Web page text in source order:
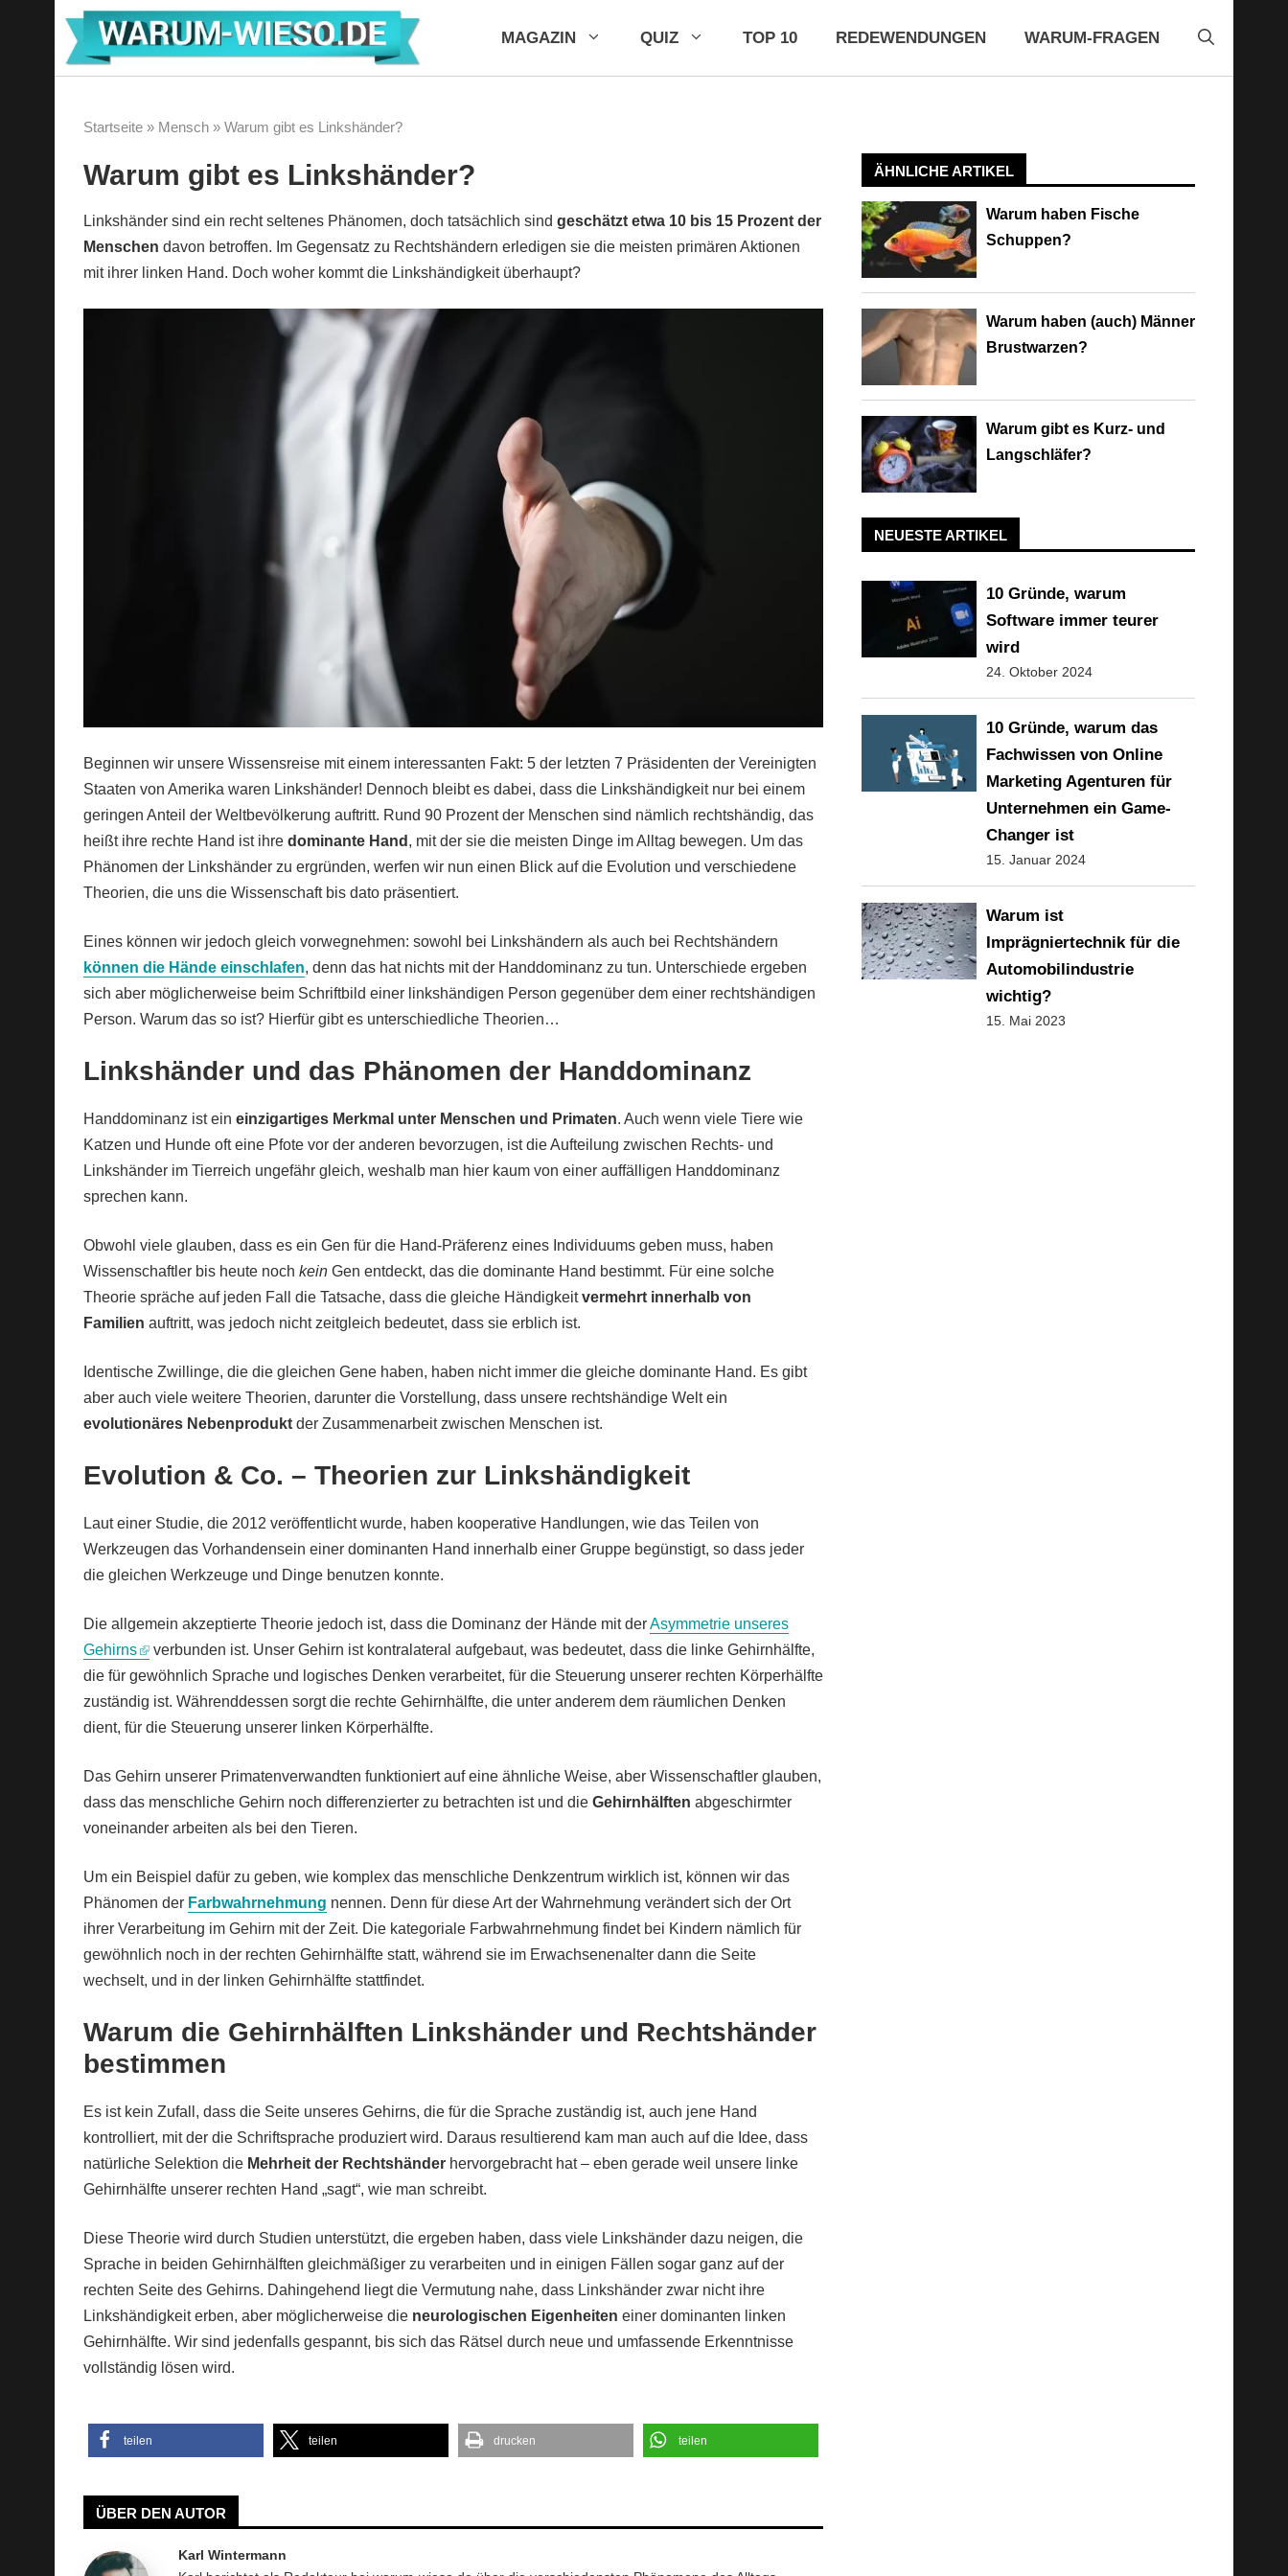
MAGAZIN QUIZ TOP 10 REDEWENDUNGEN WARUM-FRAGEN
Startseite » Mensch » Warum gibt es Linkshänder?
Warum gibt es Linkshänder?
Linkshänder sind ein recht seltenes Phänomen, doch tatsächlich sind geschätzt etwa 10 bis 15 Prozent der
Menschen davon betroffen. Im Gegensatz zu Rechtshändern erledigen sie die meisten primären Aktionen
mit ihrer linken Hand. Doch woher kommt die Linkshändigkeit überhaupt?
Beginnen wir unsere Wissensreise mit einem interessanten Fakt: 5 der letzten 7 Präsidenten der Vereinigten
Staaten von Amerika waren Linkshänder! Dennoch bleibt es dabei, dass die Linkshändigkeit nur bei einem
geringen Anteil der Weltbevölkerung auftritt. Rund 90 Prozent der Menschen sind nämlich rechtshändig, das
heißt ihre rechte Hand ist ihre dominante Hand , mit der sie die meisten Dinge im Alltag bewegen. Um das
Phänomen der Linkshänder zu ergründen, werfen wir nun einen Blick auf die Evolution und verschiedene
Theorien, die uns die Wissenschaft bis dato präsentiert.
Eines können wir jedoch gleich vorwegnehmen: sowohl bei Linkshändern als auch bei Rechtshändern
können die Hände einschlafen, denn das hat nichts mit der Handdominanz zu tun. Unterschiede ergeben
sich aber möglicherweise beim Schriftbild einer linkshändigen Person gegenüber dem einer rechtshändigen
Person. Warum das so ist? Hierfür gibt es unterschiedliche Theorien…
Linkshänder und das Phänomen der Handdominanz
Handdominanz ist ein einzigartiges Merkmal unter Menschen und Primaten. Auch wenn viele Tiere wie
Katzen und Hunde oft eine Pfote vor der anderen bevorzugen, ist die Aufteilung zwischen Rechts- und
Linkshänder im Tierreich ungefähr gleich, weshalb man hier kaum von einer auffälligen Handdominanz
sprechen kann.
Obwohl viele glauben, dass es ein Gen für die Hand-Präferenz eines Individuums geben muss, haben
Wissenschaftler bis heute noch kein Gen entdeckt, das die dominante Hand bestimmt. Für eine solche
Theorie spräche auf jeden Fall die Tatsache, dass die gleiche Händigkeitvermehrt innerhalb von
Familien auftritt, was jedoch nicht zeitgleich bedeutet, dass sie erblich ist.
Identische Zwillinge, die die gleichen Gene haben, haben nicht immer die gleiche dominante Hand. Es gibt
aber auch viele weitere Theorien, darunter die Vorstellung, dass unsere rechtshändige Welt ein
evolutionäres Nebenprodukt der Zusammenarbeit zwischen Menschen ist.
Evolution & Co. – Theorien zur Linkshändigkeit
Laut einer Studie, die 2012 veröffentlicht wurde, haben kooperative Handlungen, wie das Teilen von
Werkzeugen das Vorhandensein einer dominanten Hand innerhalb einer Gruppe begünstigt, so dass jeder
die gleichen Werkzeuge und Dinge benutzen konnte.
Die allgemein akzeptierte Theorie jedoch ist, dass die Dominanz der Hände mit derAsymmetrie unseres
Gehirns
verbunden ist. Unser Gehirn ist kontralateral aufgebaut, was bedeutet, dass die linke Gehirnhälfte,
die für gewöhnlich Sprache und logisches Denken verarbeitet, für die Steuerung unserer rechten Körperhälfte
zuständig ist. Währenddessen sorgt die rechte Gehirnhälfte, die unter anderem dem räumlichen Denken
dient, für die Steuerung unserer linken Körperhälfte.
Das Gehirn unserer Primatenverwandten funktioniert auf eine ähnliche Weise, aber Wissenschaftler glauben,
dass das menschliche Gehirn noch differenzierter zu betrachten ist und die Gehirnhälften abgeschirmter
voneinander arbeiten als bei den Tieren.
Um ein Beispiel dafür zu geben, wie komplex das menschliche Denkzentrum wirklich ist, können wir das
Phänomen der Farbwahrnehmung nennen. Denn für diese Art der Wahrnehmung verändert sich der Ort
ihrer Verarbeitung im Gehirn mit der Zeit. Die kategoriale Farbwahrnehmung findet bei Kindern nämlich für
gewöhnlich noch in der rechten Gehirnhälfte statt, während sie im Erwachsenenalter dann die Seite
wechselt, und in der linken Gehirnhälfte stattfindet.
Warum die Gehirnhälften Linkshänder und Rechtshänder
bestimmen
Es ist kein Zufall, dass die Seite unseres Gehirns, die für die Sprache zuständig ist, auch jene Hand
kontrolliert, mit der die Schriftsprache produziert wird. Daraus resultierend kam man auch auf die Idee, dass
natürliche Selektion die Mehrheit der Rechtshänder hervorgebracht hat – eben gerade weil unsere linke
Gehirnhälfte unserer rechten Hand „sagt“, wie man schreibt.
Diese Theorie wird durch Studien unterstützt, die ergeben haben, dass viele Linkshänder dazu neigen, die
Sprache in beiden Gehirnhälften gleichmäßiger zu verarbeiten und in einigen Fällen sogar ganz auf der
rechten Seite des Gehirns. Dahingehend liegt die Vermutung nahe, dass Linkshänder zwar nicht ihre
Linkshändigkeit erben, aber möglicherweise die neurologischen Eigenheiten einer dominanten linken
Gehirnhälfte. Wir sind jedenfalls gespannt, bis sich das Rätsel durch neue und umfassende Erkenntnisse
vollständig lösen wird.
teilen teilen drucken teilen
ÜBER DEN AUTOR
Karl Wintermann
ÄHNLICHE ARTIKEL
Warum haben Fische
Schuppen?
Warum haben (auch) Männer
Brustwarzen?
Warum gibt es Kurz- und
Langschläfer?
NEUESTE ARTIKEL
10 Gründe, warum
Software immer teurer
wird
24. Oktober 2024
10 Gründe, warum das
Fachwissen von Online
Marketing Agenturen für
Unternehmen ein Game-
Changer ist
15. Januar 2024
Warum ist
Imprägniertechnik für die
Automobilindustrie
wichtig?
15. Mai 2023